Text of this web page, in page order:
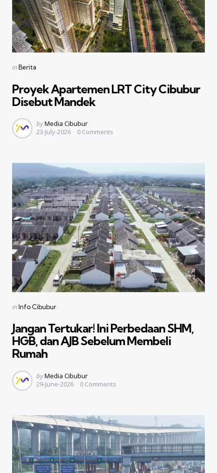
Categories
Posted
inBerita
Proyek Apartemen LRT City Cibubur
Disebut Mandek
Posted
by
byMedia Cibubur
23-July-2026
0 Comments
Categories
Posted
inInfo Cibubur
Jangan Tertukar! Ini Perbedaan SHM,
HGB, dan AJB Sebelum Membeli
Rumah
Posted
by
byMedia Cibubur
29-June-2026
0 Comments